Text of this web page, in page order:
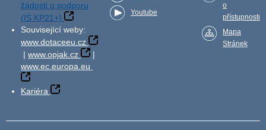
žádosti o podporu
(IS KP21+)
Související weby:
www.dotaceeu.cz
| www.opjak.cz
|
www.ec.europa.eu
Kariéra
Youtube
o
přístupnosti
Mapa
Stránek